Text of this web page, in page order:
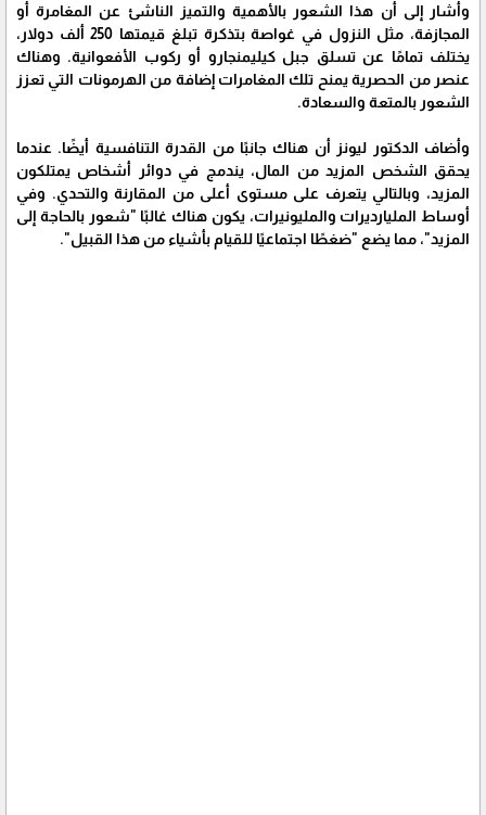
وأشار إلى أن هذا الشعور بالأهمية والتميز الناشئ عن المغامرة أو
المجازفة، مثل النزول في غواصة بتذكرة تبلغ قيمتها 250 ألف دولار،
يختلف تمامًا عن تسلق جبل كيليمنجارو أو ركوب الأفعوانية. وهناك
عنصر من الحصرية يمنح تلك المغامرات إضافة من الهرمونات التي تعزز
الشعور بالمتعة والسعادة.
وأضاف الدكتور ليونز أن هناك جانبًا من القدرة التنافسية أيضًا. عندما
يحقق الشخص المزيد من المال، يندمج في دوائر أشخاص يمتلكون
المزيد، وبالتالي يتعرف على مستوى أعلى من المقارنة والتحدي. وفي
أوساط المليارديرات والمليونيرات، يكون هناك غالبًا "شعور بالحاجة إلى
المزيد"، مما يضع "ضغطًا اجتماعيًا للقيام بأشياء من هذا القبيل".